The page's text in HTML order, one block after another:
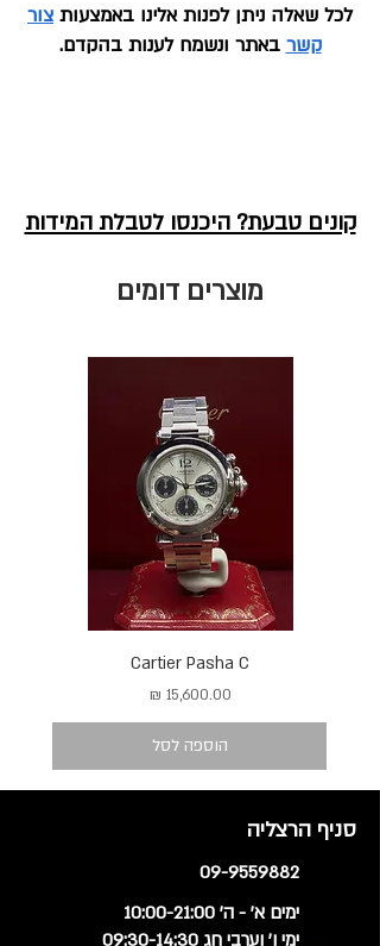
לכל שאלה ניתן לפנות אלינו באמצעות צור
קשר באתר ונשמח לענות בהקדם.
קונים טבעת? היכנסו לטבלת המידות
מוצרים דומים
Cartier Pasha C
מחיר
הוספה לסל
סניף הרצליה
09-9559882
ימים א' - ה' 10:00-21:00
ימי ו' וערבי חג 09:30-14:30